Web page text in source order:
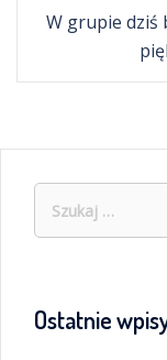
W grupie dziś
Ostatnie